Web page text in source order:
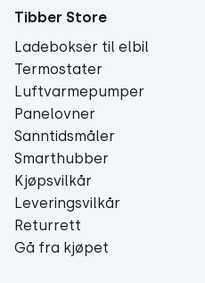
Tibber Store
Ladebokser til elbil
Termostater
Luftvarmepumper
Panelovner
Sanntidsmåler
Smarthubber
Kjøpsvilkår
Leveringsvilkår
Returrett
Gå fra kjøpet